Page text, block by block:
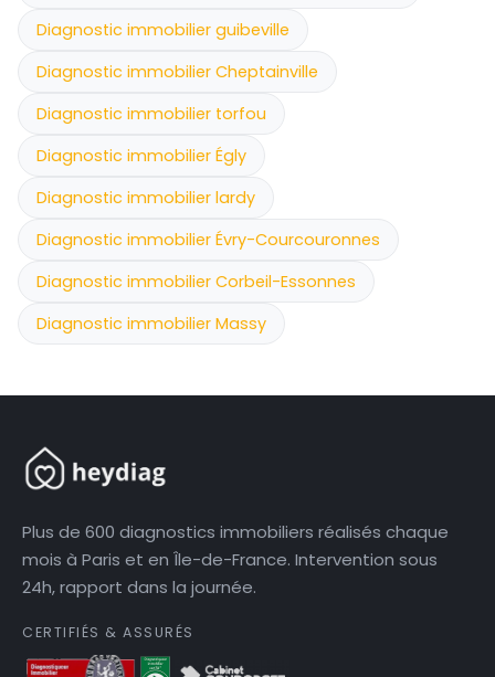
Diagnostic immobilier guibeville
Diagnostic immobilier Cheptainville
Diagnostic immobilier torfou
Diagnostic immobilier Égly
Diagnostic immobilier lardy
Diagnostic immobilier Évry-Courcouronnes
Diagnostic immobilier Corbeil-Essonnes
Diagnostic immobilier Massy
Plus de 600 diagnostics immobiliers réalisés chaque
mois à Paris et en Île-de-France. Intervention sous
24h, rapport dans la journée.
CERTIFIÉS & ASSURÉS